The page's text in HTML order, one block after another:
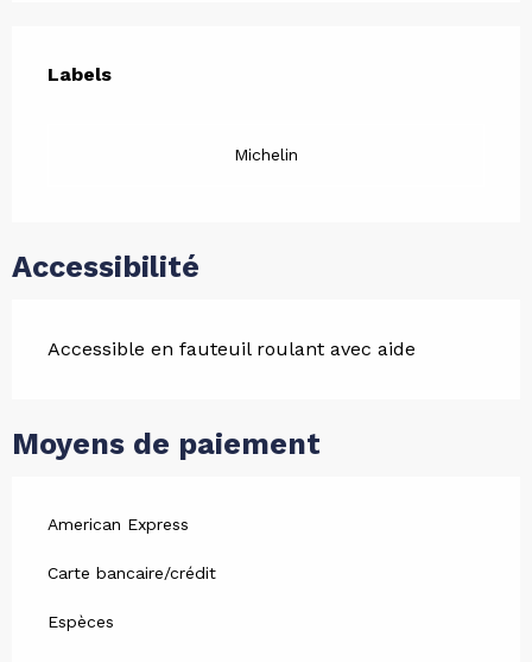
Labels
Labels
Michelin
Accessibilité
Accessible en fauteuil roulant avec aide
Moyens de paiement
American Express
Carte bancaire/crédit
Espèces